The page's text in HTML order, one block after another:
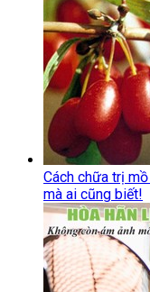
Cách chữa trị
mà ai cũng biết!